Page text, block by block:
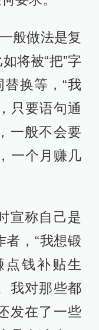
般做法是复
将被“把”字
替换等，“我
只要语句通
一般不会要
一个月赚几
宣称自己是
，“我想锻
钱补贴生
我对那些都
发在了一些